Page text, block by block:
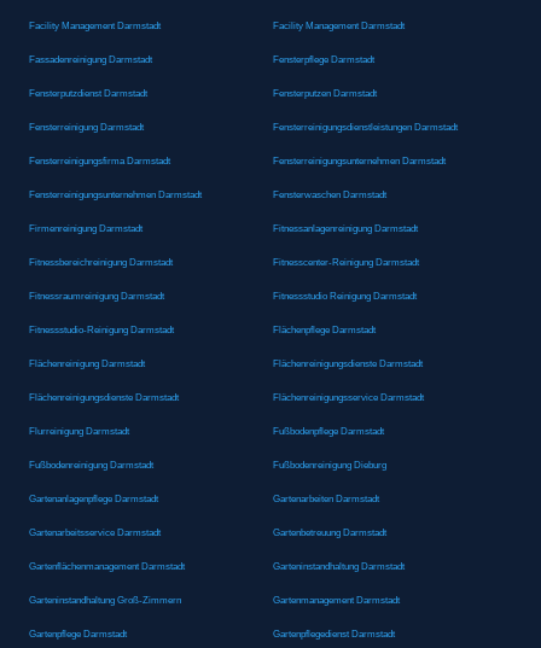
Facility Management Darmstadt Facility Management Darmstadt
Fassadenreinigung Darmstadt Fensterpflege Darmstadt
Fensterputzdienst Darmstadt Fensterputzen Darmstadt
Fensterreinigung Darmstadt Fensterreinigungsdienstleistungen Darmstadt
Fensterreinigungsfirma Darmstadt Fensterreinigungsunternehmen Darmstadt
Fensterreinigungsunternehmen Darmstadt Fensterwaschen Darmstadt
Firmenreinigung Darmstadt Fitnessanlagenreinigung Darmstadt
Fitnessbereichreinigung Darmstadt Fitnesscenter-Reinigung Darmstadt
Fitnessraumreinigung Darmstadt Fitnessstudio Reinigung Darmstadt
Fitnessstudio-Reinigung Darmstadt Flächenpflege Darmstadt
Flächenreinigung Darmstadt Flächenreinigungsdienste Darmstadt
Flächenreinigungsdienste Darmstadt Flächenreinigungsservice Darmstadt
Flurreinigung Darmstadt Fußbodenpflege Darmstadt
Fußbodenreinigung Darmstadt Fußbodenreinigung Dieburg
Gartenanlagenpflege Darmstadt Gartenarbeiten Darmstadt
Gartenarbeitsservice Darmstadt Gartenbetreuung Darmstadt
Gartenflächenmanagement Darmstadt Garteninstandhaltung Darmstadt
Garteninstandhaltung Groß-Zimmern Gartenmanagement Darmstadt
Gartenpflege Darmstadt Gartenpflegedienst Darmstadt